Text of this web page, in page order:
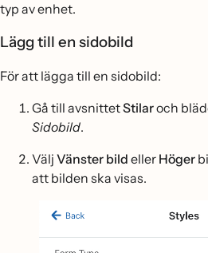
typ av enhet.
Lägg till en sidobild
För att lägga till en sidobild:
Gå till avsnittetStilaroch
Sidobild.
Välj Vänster bild eller Höger
att bilden ska visas.